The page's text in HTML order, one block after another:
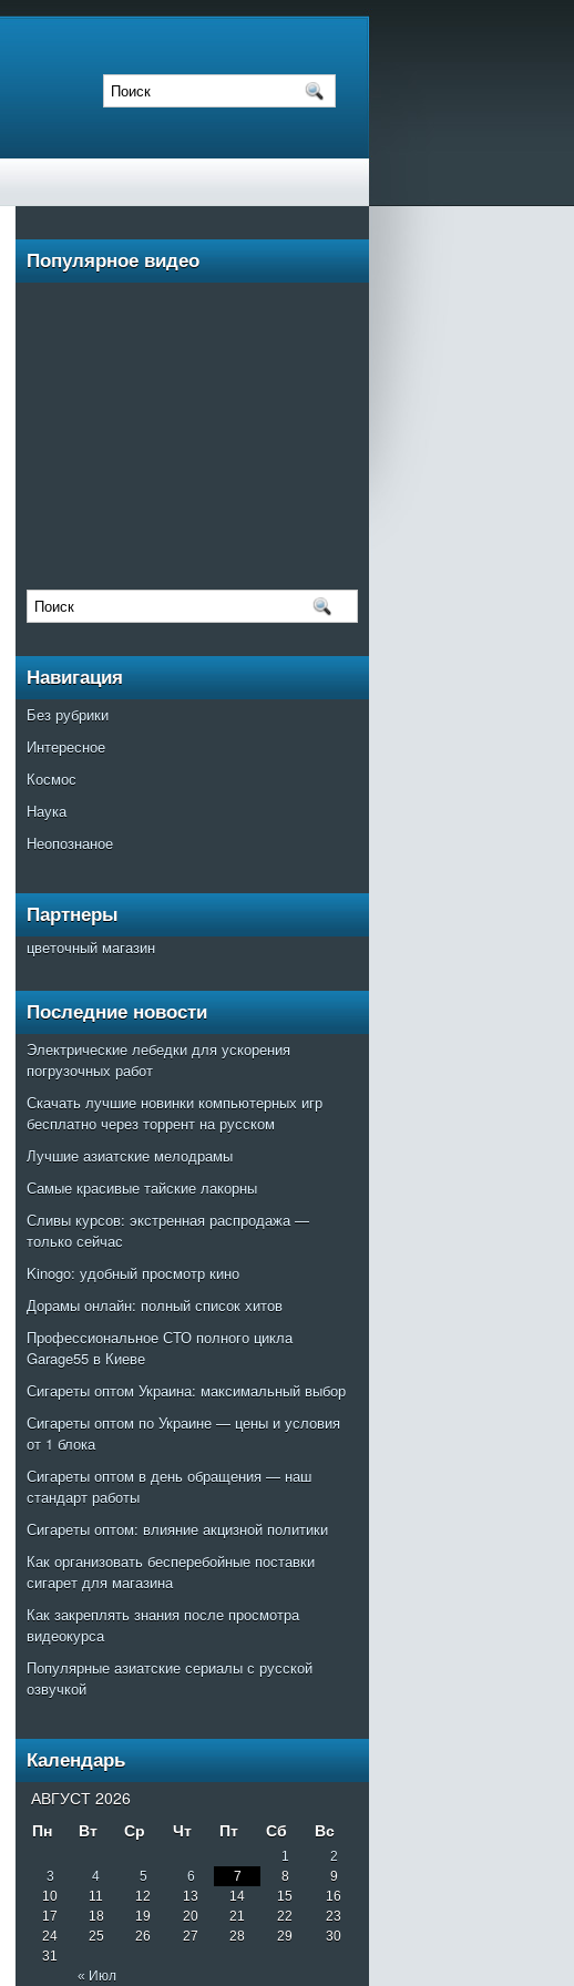
Популярное видео
Навигация
Без рубрики
Интересное
Космос
Наука
Неопознаное
Партнеры
цветочный магазин
Последние новости
Электрические лебедки для ускорения
погрузочных работ
Скачать лучшие новинки компьютерных игр
бесплатно через торрент на русском
Лучшие азиатские мелодрамы
Самые красивые тайские лакорны
Сливы курсов: экстренная распродажа —
только сейчас
Kinogo: удобный просмотр кино
Дорамы онлайн: полный список хитов
Профессиональное СТО полного цикла
Garage55 в Киеве
Сигареты оптом Украина: максимальный выбор
Сигареты оптом по Украине — цены и условия
от 1 блока
Сигареты оптом в день обращения — наш
стандарт работы
Сигареты оптом: влияние акцизной политики
Как организовать бесперебойные поставки
сигарет для магазина
Как закреплять знания после просмотра
видеокурса
Популярные азиатские сериалы с русской
озвучкой
Календарь
АВГУСТ 2026
Пн
Вт Ср Чт Пт Сб Вс
« Июл
1
2
3
4 5 6 7 8
9
10
11 12 13 14 15
16
17
18 19 20 21 22
23
24
25 26 27 28 29
30
31